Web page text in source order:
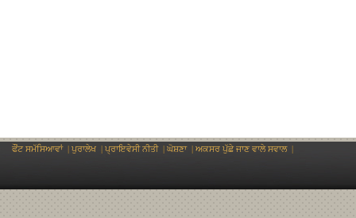
ਫੌਂਟ ਸਮੱਸਿਆਵਾਂ| ਪੁਰਾਲੇਖ | ਪ੍ਰਾਇਵੇਸੀ ਨੀਤੀ| ਘੋਸ਼ਣਾ| ਅਕਸਰ ਪੁੱਛੇ ਜਾਣ ਵਾਲੇ ਸਵਾਲ|